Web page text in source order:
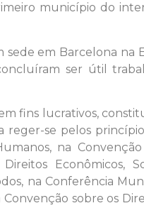
município do
sede em Barcelona
ser útil
fins lucrativos,
se pelos
na
Econômicos,
na Conferência
sobre os